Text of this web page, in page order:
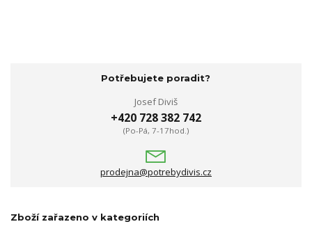
Potřebujete poradit?
Josef Diviš
+420 728 382 742
(Po-Pá, 7-17hod.)
prodejna@potrebydivis.cz
Zboží zařazeno v kategoriích